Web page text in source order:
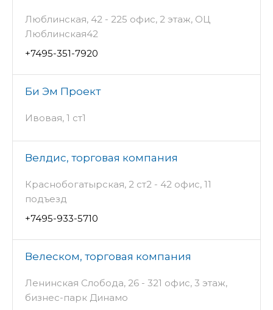
Люблинская, 42 - 225 офис, 2 этаж, ОЦ
Люблинская42
+7495-351-7920
Би Эм Проект
Ивовая, 1 ст1
Велдис, торговая компания
Краснобогатырская, 2 ст2 - 42 офис, 11
подъезд
+7495-933-5710
Велеском, торговая компания
Ленинская Слобода, 26 - 321 офис, 3 этаж,
бизнес-парк Динамо